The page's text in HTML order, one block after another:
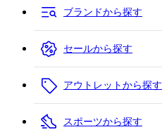
ブランドから探す
セールから探す
アウトレットから探す
スポーツから探す